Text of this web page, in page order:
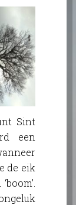
Sint
een
de eik